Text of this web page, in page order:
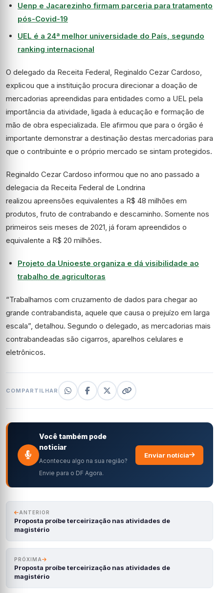
Uenp e Jacarezinho firmam parceria para tratamento
pós-Covid-19
UEL é a 24ª melhor universidade do País, segundo
ranking internacional
O delegado da Receita Federal, Reginaldo Cezar Cardoso,
explicou que a instituição procura direcionar a doação de
mercadorias apreendidas para entidades como a UEL pela
importância da atividade, ligada à educação e formação de
mão de obra especializada. Ele afirmou que para o órgão é
importante demonstrar a destinação destas mercadorias para
que o contribuinte e o próprio mercado se sintam protegidos.
Reginaldo Cezar Cardoso informou que no ano passado a
delegacia da Receita Federal de Londrina
realizou apreensões equivalentes a R$ 48 milhões em
produtos, fruto de contrabando e descaminho. Somente nos
primeiros seis meses de 2021, já foram apreendidos o
equivalente a R$ 20 milhões.
Projeto da Unioeste organiza e dá visibilidade ao
trabalho de agricultoras
“Trabalhamos com cruzamento de dados para chegar ao
grande contrabandista, aquele que causa o prejuízo em larga
escala”, detalhou. Segundo o delegado, as mercadorias mais
contrabandeadas são cigarros, aparelhos celulares e
eletrônicos.
COMPARTILHAR
Você também pode
noticiar
Aconteceu algo na sua região?
Envie para o DF Agora.
Enviar notícia
ANTERIOR
Proposta proíbe terceirização nas atividades de
magistério
PRÓXIMA
Proposta proíbe terceirização nas atividades de
magistério